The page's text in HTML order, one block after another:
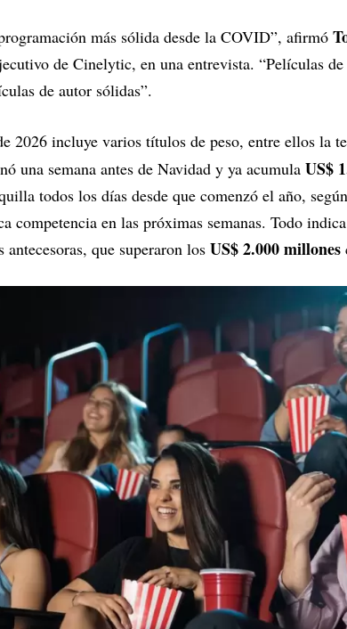
más sólida desde la COVID”, afirmó
de Cinelytic, en una entrevista. “Películas
de autor sólidas”.
2026 incluye varios títulos de peso, entre ellos la
una semana antes de Navidad y ya acumula US$
todos los días desde que comenzó el año,
competencia en las próximas semanas. Todo
antecesoras, que superaron los US$ 2.000 millones